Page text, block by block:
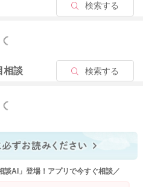
検索する
見る
相談 検索する
見る
談AI」登場！アプリで今すぐ相談／